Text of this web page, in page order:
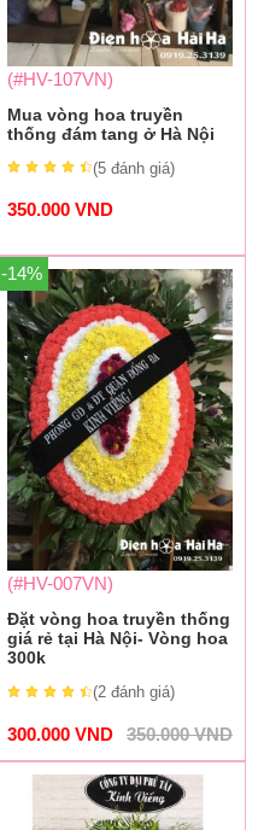
(#HV-107VN)
Mua vòng hoa truyền
thống đám tang ở Hà Nội
(5 đánh giá)
350.000 VND
-14%
(#HV-007VN)
Đặt vòng hoa truyền thống
giá rẻ tại Hà Nội- Vòng hoa
300k
(2 đánh giá)
350.000VND
300.000 VND